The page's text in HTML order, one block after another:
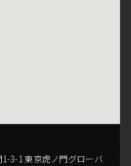
3-1 東京虎ノ門グローバ